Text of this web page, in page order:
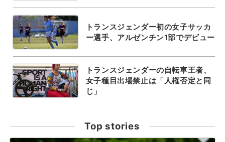
トランスジェンダー初の女子サッカ
ー選手、アルゼンチン1部でデビュー
トランスジェンダーの自転車王者、
女子種目出場禁止は「人権否定と同
じ」
Top stories